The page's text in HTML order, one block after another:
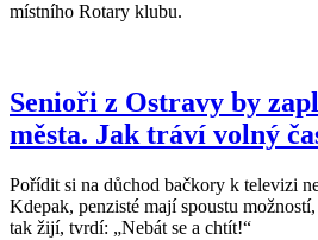
místního Rotary klubu.
Senioři z Ostravy by
města. Jak tráví volný
Pořídit si na důchod bačkory k televizi
Kdepak, penzisté mají spoustu
tak žijí, tvrdí: „Nebát se a chtít!“